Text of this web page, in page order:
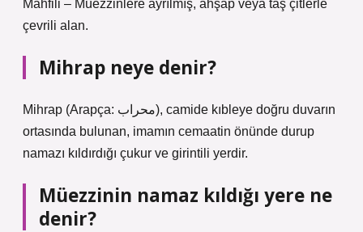
Mahfili – Müezzinlere ayrılmış, ahşap veya taş çitlerle
çevrili alan.
Mihrap neye denir?
Mihrap (Arapça: محراب), camide kıbleye doğru duvarın
ortasında bulunan, imamın cemaatin önünde durup
namazı kıldırdığı çukur ve girintili yerdir.
Müezzinin namaz kıldığı yere ne
denir?